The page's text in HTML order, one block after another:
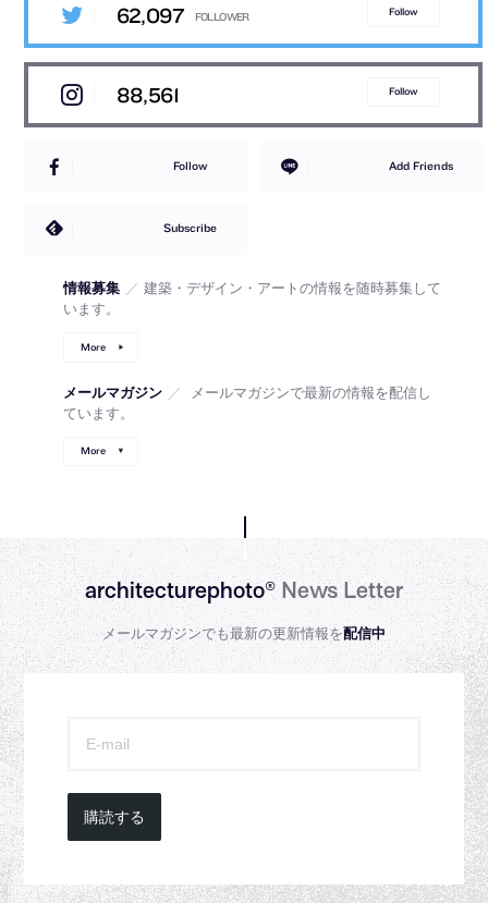
62,097 Follow
88,561 Follow
Follow Add Friends
Subscribe
情報募集 ／ 建築・デザイン・アートの情報を随時募集して
います。
More
メールマガジン ／
メールマガジンで最新の情報を配信し
ています。
More
architecturephoto®News Letter
メールマガジンでも最新の更新情報を配信中
購読する